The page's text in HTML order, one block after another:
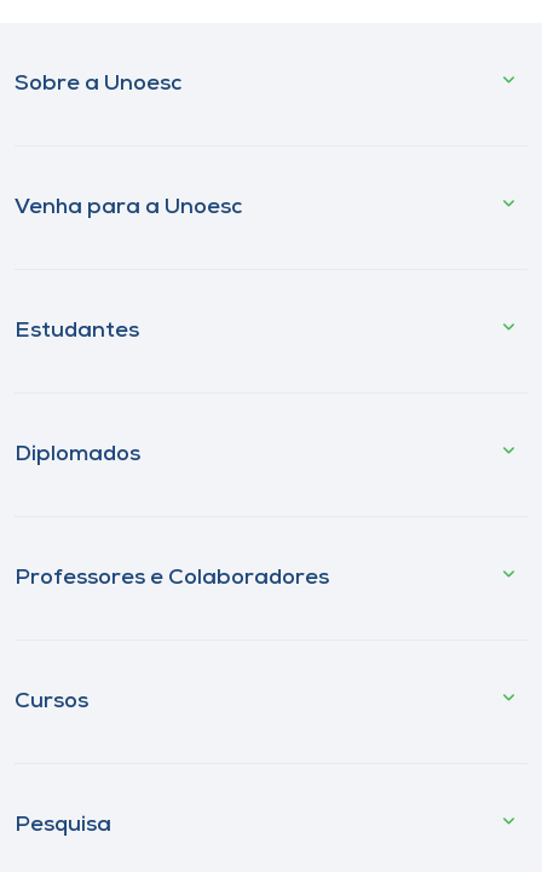
Sobre a Unoesc
Venha para a Unoesc
Estudantes
Diplomados
Professores e Colaboradores
Cursos
Pesquisa